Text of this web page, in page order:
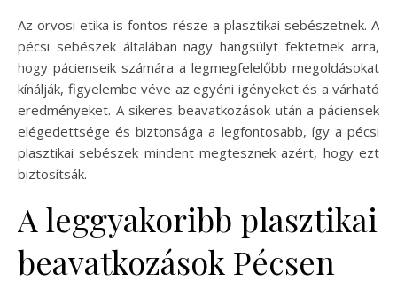
Az orvosi etika is fontos része a plasztikai sebészetnek. A
pécsi sebészek általában nagy hangsúlyt fektetnek arra,
hogy pácienseik számára a legmegfelelőbb megoldásokat
kínálják, figyelembe véve az egyéni igényeket és a várható
eredményeket. A sikeres beavatkozások után a páciensek
elégedettsége és biztonsága a legfontosabb, így a pécsi
plasztikai sebészek mindent megtesznek azért, hogy ezt
biztosítsák.
A leggyakoribb plasztikai
beavatkozások Pécsen